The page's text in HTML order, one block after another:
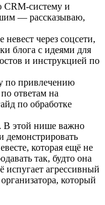
систему и
— рассказываю,
через соцсети,
блога с идеями для
и инструкцией по
по привлечению
ответам на
по обработке
В этой нише важно
демонстрировать
которая ещё не
так, будто она
испугает агрессивный
который